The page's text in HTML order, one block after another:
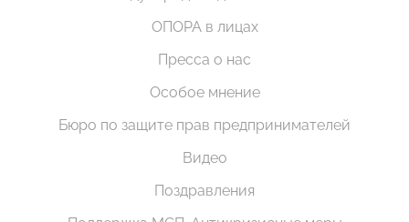
ОПОРА в лицах
Пресса о нас
Особое мнение
Бюро по защите прав предпринимателей
Видео
Поздравления